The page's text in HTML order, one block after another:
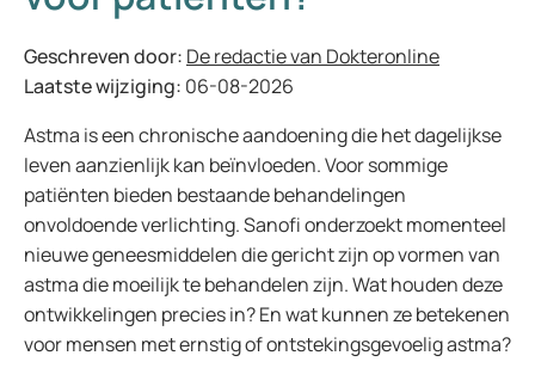
Geschreven door: De redactie van Dokteronline
Laatste wijziging: 06-08-2026
Astma is een chronische aandoening die het dagelijkse
leven aanzienlijk kan beïnvloeden. Voor sommige
patiënten bieden bestaande behandelingen
onvoldoende verlichting. Sanofi onderzoekt momenteel
nieuwe geneesmiddelen die gericht zijn op vormen van
astma die moeilijk te behandelen zijn. Wat houden deze
ontwikkelingen precies in? En wat kunnen ze betekenen
voor mensen met ernstig of ontstekingsgevoelig astma?